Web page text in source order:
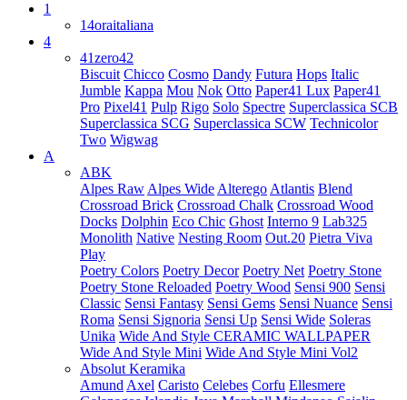
1
14oraitaliana
4
41zero42
Biscuit Chicco Cosmo Dandy Futura Hops Italic
Jumble Kappa Mou Nok Otto Paper41 Lux Paper41
Pro Pixel41 Pulp Rigo Solo Spectre Superclassica SCB
Superclassica SCG Superclassica SCW Technicolor
Two Wigwag
A
ABK
Alpes Raw Alpes Wide Alterego Atlantis Blend
Crossroad Brick Crossroad Chalk Crossroad Wood
Docks Dolphin Eco Chic Ghost Interno 9 Lab325
Monolith Native Nesting Room Out.20 Pietra Viva
Play
Poetry Colors Poetry Decor Poetry Net Poetry Stone
Poetry Stone Reloaded Poetry Wood Sensi 900 Sensi
Classic Sensi Fantasy Sensi Gems Sensi Nuance Sensi
Roma Sensi Signoria Sensi Up Sensi Wide Soleras
Unika Wide And Style CERAMIC WALLPAPER
Wide And Style Mini Wide And Style Mini Vol2
Absolut Keramika
Amund Axel Caristo Celebes Corfu Ellesmere